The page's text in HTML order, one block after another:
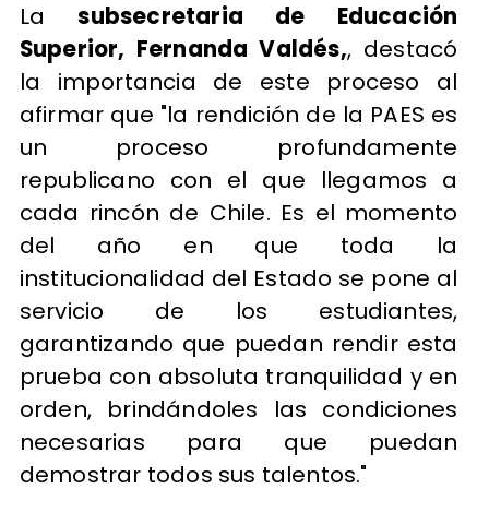
Lasubsecretaria de Educación
Superior, Fernanda Valdés,, destacó
la importancia de este proceso al
afirmar que "la rendición de la PAES es
un proceso profundamente
republicano con el que llegamos a
cada rincón de Chile. Es el momento
del año en que toda la
institucionalidad del Estado se pone al
servicio de los estudiantes,
garantizando que puedan rendir esta
prueba con absoluta tranquilidad y en
orden, brindándoles las condiciones
necesarias para que puedan
demostrar todos sus talentos."